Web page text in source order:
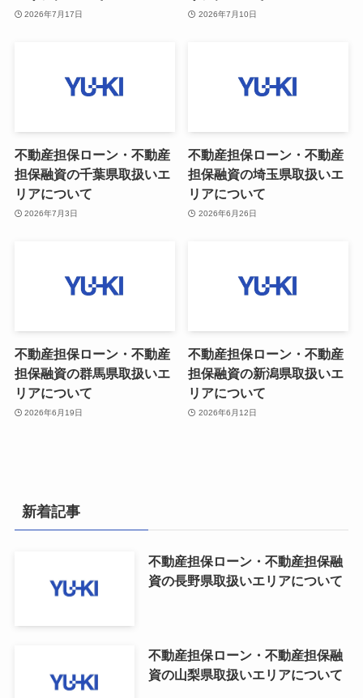
2026年7月17日 2026年7月10日
不動産担保ローン・不動産
担保融資の千葉県取扱いエ
リアについて
2026年7月3日
不動産担保ローン・不動産
担保融資の埼玉県取扱いエ
リアについて
2026年6月26日
不動産担保ローン・不動産
担保融資の群馬県取扱いエ
リアについて
2026年6月19日
不動産担保ローン・不動産
担保融資の新潟県取扱いエ
リアについて
2026年6月12日
新着記事
不動産担保ローン・不動産担保融
資の長野県取扱いエリアについて
不動産担保ローン・不動産担保融
資の山梨県取扱いエリアについて